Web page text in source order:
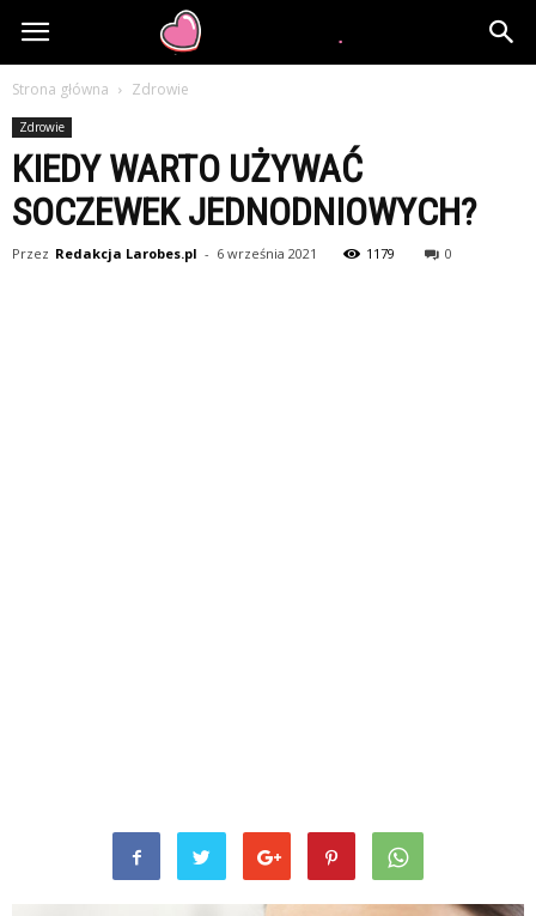
larobes.pl
Strona główna Zdrowie
Zdrowie
KIEDY WARTO UŻYWAĆ
SOCZEWEK JEDNODNIOWYCH?
Przez Redakcja Larobes.pl - 6 września 2021 1179 0